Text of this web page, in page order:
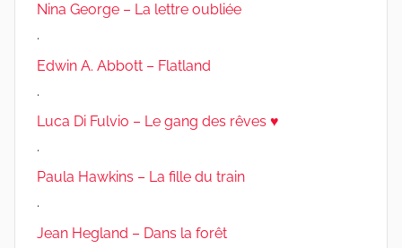
Nina George – La lettre oubliée
.
Edwin A. Abbott – Flatland
.
Luca Di Fulvio – Le gang des rêves ♥
.
Paula Hawkins – La fille du train
.
Jean Hegland – Dans la forêt